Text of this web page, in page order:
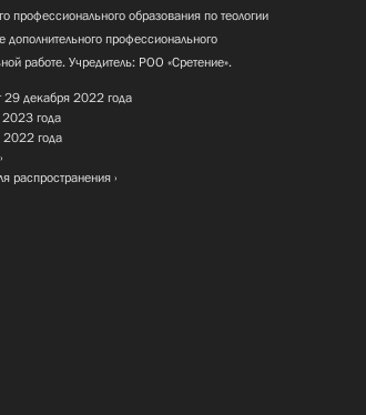
профессионального образования по теологии
дополнительного профессионального
работе. Учредитель: РОО «Сретение».
29 декабря 2022 года
2023 года
2022 года
распространения